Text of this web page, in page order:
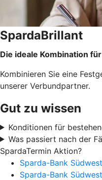
SpardaBrillant
Die ideale Kombination
Kombinieren Sie eine
unserer Verbundpartner.
Gut zu wissen
Konditionen für
Was passiert nach der
SpardaTermin Aktion?
Sparda-Bank
Sparda-Bank